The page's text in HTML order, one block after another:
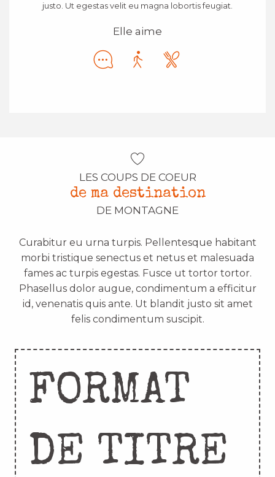
justo. Ut egestas velit eu magna lobortis feugiat.
Elle aime
LES COUPS DE COEUR
de ma destination
DE MONTAGNE
Curabitur eu urna turpis. Pellentesque habitant
morbi tristique senectus et netus et malesuada
fames ac turpis egestas. Fusce ut tortor tortor.
Phasellus dolor augue, condimentum a efficitur
id, venenatis quis ante. Ut blandit justo sit amet
felis condimentum suscipit.
FORMAT
DE TITRE